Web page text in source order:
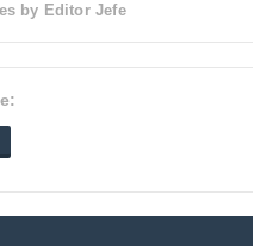
by Editor Jefe